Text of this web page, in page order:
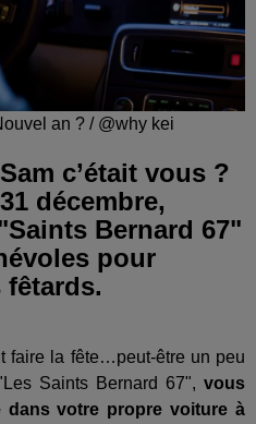
an ? / @why kei
c’était vous ?
décembre,
Bernard 67"
pour
fêtards.
faire la fête…peut-être un peu
Saints Bernard 67", vous
dans votre propre voiture à